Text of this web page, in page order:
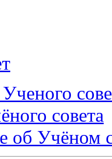
совета
об Учёном